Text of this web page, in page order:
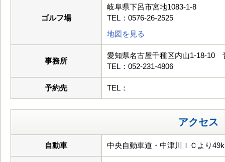
ゴルフ場
岐阜県下呂市宮地1083-1-8
TEL：0576-26-2525
地図を見る
事務所
愛知県名古屋千種区内山1-18-10
TEL：052-231-4806
予約先 TEL：
アクセス
自動車 中央自動車道・中津川ＩＣより